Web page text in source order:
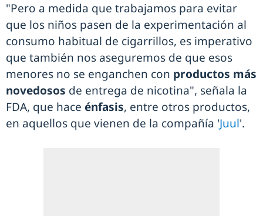
"Pero a medida que trabajamos para evitar
que los niños pasen de la experimentación al
consumo habitual de cigarrillos, es imperativo
que también nos aseguremos de que esos
menores no se enganchen con productos más
novedosos de entrega de nicotina", señala la
FDA, que hace énfasis, entre otros productos,
en aquellos que vienen de la compañía 'Juul'.